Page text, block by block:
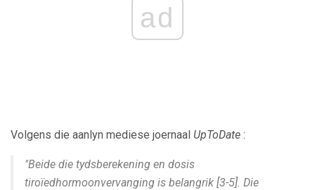
ad
Volgens die aanlyn mediese joernaal UpToDate :
"Beide die tydsberekening en dosis
tiroïedhormoonvervanging is belangrik [3-5]. Die